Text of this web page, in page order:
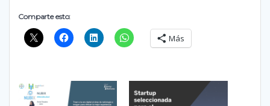
Comparte esto:
Más